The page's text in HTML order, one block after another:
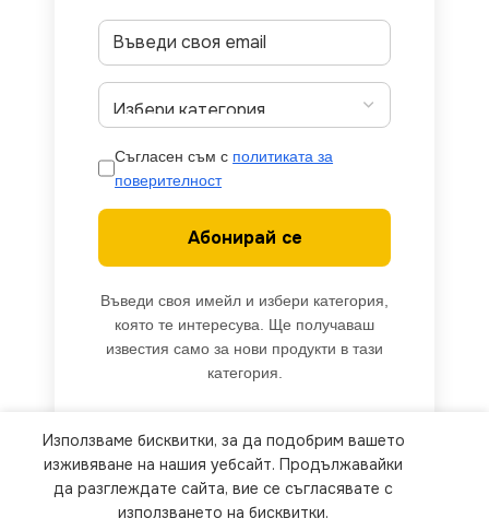
Съгласен съм с политиката за
поверителност
Абонирай се
Въведи своя имейл и избери категория,
която те интересува. Ще получаваш
известия само за нови продукти в тази
категория.
We use cookies to improve your experience on our
website. By browsing this website, you agree to
our use of cookies.
Използваме бисквитки, за да подобрим вашето
изживяване на нашия уебсайт. Продължавайки
да разглеждате сайта, вие се съгласявате с
използването на бисквитки.